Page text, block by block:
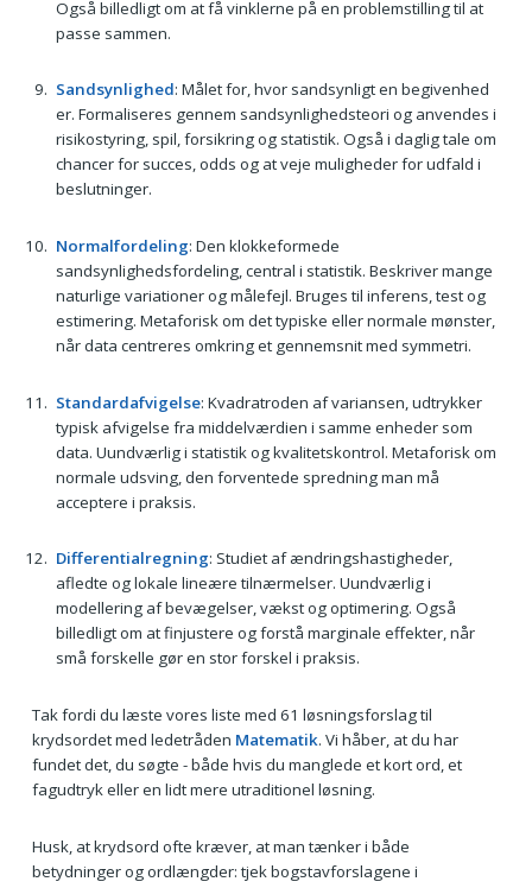
Også billedligt om at få vinklerne på en problemstilling til at
passe sammen.
Sandsynlighed: Målet for, hvor sandsynligt en begivenhed
er. Formaliseres gennem sandsynlighedsteori og anvendes i
risikostyring, spil, forsikring og statistik. Også i daglig tale om
chancer for succes, odds og at veje muligheder for udfald i
beslutninger.
Normalfordeling: Den klokkeformede
sandsynlighedsfordeling, central i statistik. Beskriver mange
naturlige variationer og målefejl. Bruges til inferens, test og
estimering. Metaforisk om det typiske eller normale mønster,
når data centreres omkring et gennemsnit med symmetri.
Standardafvigelse: Kvadratroden af variansen, udtrykker
typisk afvigelse fra middelværdien i samme enheder som
data. Uundværlig i statistik og kvalitetskontrol. Metaforisk om
normale udsving, den forventede spredning man må
acceptere i praksis.
Differentialregning: Studiet af ændringshastigheder,
afledte og lokale lineære tilnærmelser. Uundværlig i
modellering af bevægelser, vækst og optimering. Også
billedligt om at finjustere og forstå marginale effekter, når
små forskelle gør en stor forskel i praksis.
Tak fordi du læste vores liste med 61 løsningsforslag til
krydsordet med ledetråden Matematik. Vi håber, at du har
fundet det, du søgte - både hvis du manglede et kort ord, et
fagudtryk eller en lidt mere utraditionel løsning.
Husk, at krydsord ofte kræver, at man tænker i både
betydninger og ordlængder: tjek bogstavforslagene i